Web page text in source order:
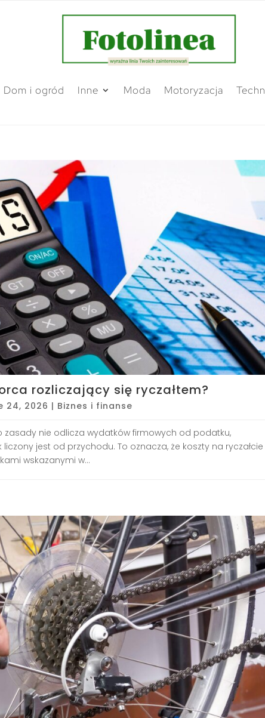
Dom i ogród Inne Moda Motoryzacja
rozliczający się ryczałtem?
24, 2026 | Biznes i finanse
zasady nie odlicza wydatków firmowych od podatku,
jest od przychodu. To oznacza, że koszty na ryczałcie
wskazanymi w...